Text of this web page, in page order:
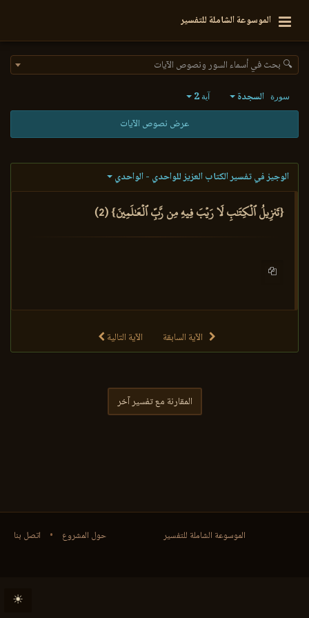
الموسوعة الشاملة للتفسير
🔍 بحث في أسماء السور ونصوص الآيات
سورة السجدة آية 2
عرض نصوص الآيات
الوجيز في تفسير الكتاب العزيز للواحدي - الواحدي
{تَنزِيلُ ٱلۡكِتَٰبِ لَا رَيۡبَ فِيهِ مِن رَّبِّ ٱلۡعَٰلَمِينَ} (2)
الآية السابقة الآية التالية
المقارنة مع تفسير آخر
حول المشروع • اتصل بنا الموسوعة الشاملة للتفسير
☀